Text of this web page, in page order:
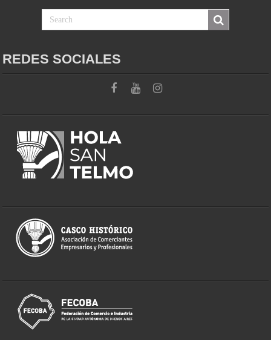
REDES SOCIALES